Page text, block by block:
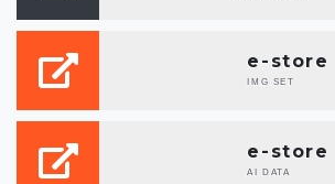
e-store
IMG SET
e-store
AI DATA